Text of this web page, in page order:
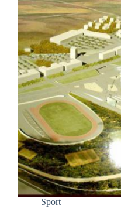
Sport